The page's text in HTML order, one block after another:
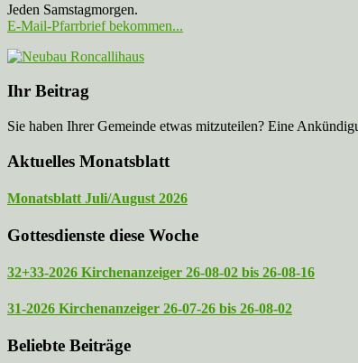
Jeden Samstagmorgen.
E-Mail-Pfarrbrief bekommen...
Ihr Beitrag
Sie haben Ihrer Gemeinde etwas mitzuteilen? Eine
Aktuelles Monatsblatt
Monatsblatt Juli/August 2026
Gottesdienste diese Woche
32+33-2026 Kirchenanzeiger 26-08-02 bis 26-08-16
31-2026 Kirchenanzeiger 26-07-26 bis 26-08-02
Beliebte Beiträge